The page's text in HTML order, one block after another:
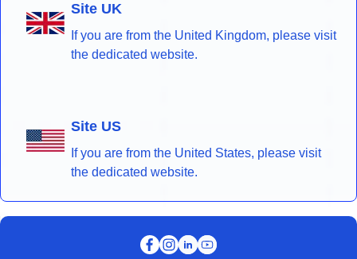
Site UK
If you are from the United Kingdom, please visit
the dedicated website.
Site US
If you are from the United States, please visit
the dedicated website.